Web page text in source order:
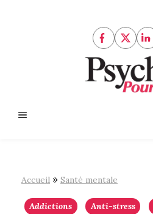
Accueil » Santé mentale
Addictions Anti-stress